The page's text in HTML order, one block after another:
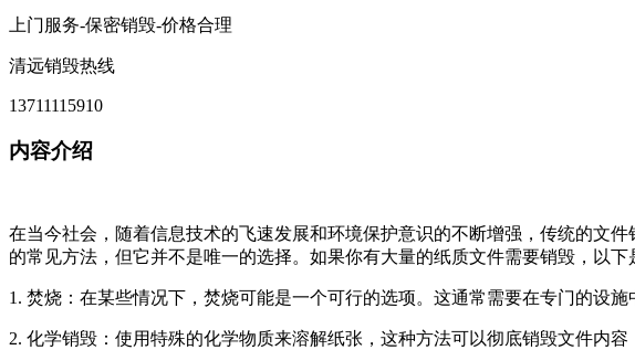
上门服务-保密销毁-价格合理
清远销毁热线
13711115910
内容介绍
在当今社会，随着信息技术的飞速发展和环境保护意识的不断增强，传统的文
的常见方法，但它并不是唯一的选择。如果你有大量的纸质文件需要销毁，以下
1. 焚烧：在某些情况下，焚烧可能是一个可行的选项。这通常需要在专门的设施
2. 化学销毁：使用特殊的化学物质来溶解纸张，这种方法可以彻底销毁文件内容